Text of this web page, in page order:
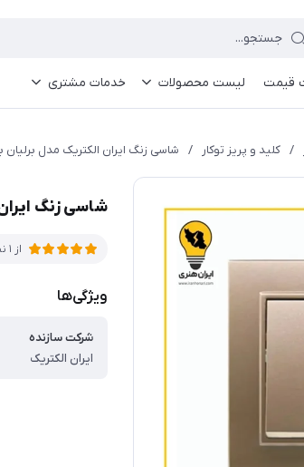
قیمت لیست محصولات خدمات مشتری
/ کلید و پریز توکار / شاسی زنگ ایران الکتریک مدل برلیان
شاسی زنگ
از 1 نظر
ویژگی‌ها
شرکت سازنده
ایران الکتریک